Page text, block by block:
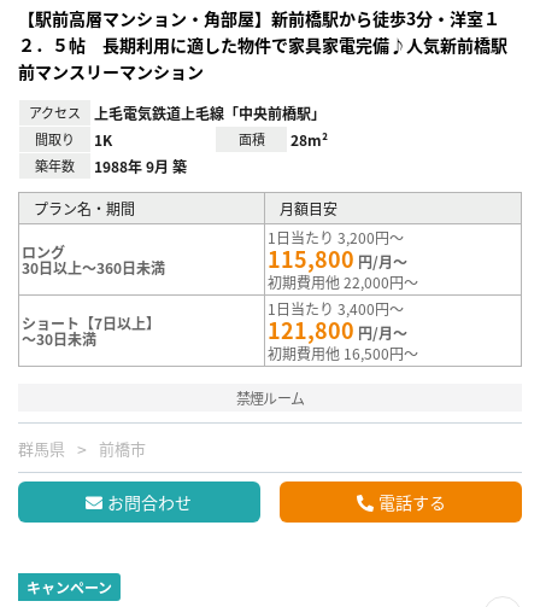
【駅前高層マンション・角部屋】新前橋駅から徒歩3分・洋室１
２．５帖 長期利用に適した物件で家具家電完備♪人気新前橋駅
前マンスリーマンション
アクセス 上毛電気鉄道上毛線「中央前橋駅」
間取り 1K 面積 28m²
築年数 1988年 9月 築
プラン名・期間 月額目安
ロング
30日以上～360日未満
1日当たり 3,200円～
115,800 円/月～
初期費用他 22,000円～
ショート【7日以上】
～30日未満
1日当たり 3,400円～
121,800 円/月～
初期費用他 16,500円～
禁煙ルーム
群馬県 前橋市
お問合わせ 電話する
キャンペーン